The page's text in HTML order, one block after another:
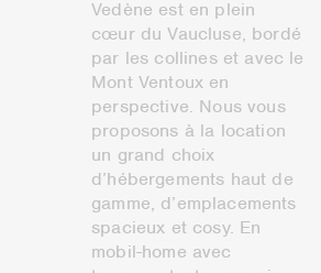
Vedène est en plein
cœur du Vaucluse, bordé
par les collines et avec le
Mont Ventoux en
perspective. Nous vous
proposons à la location
un grand choix
d’hébergements haut de
gamme, d’emplacements
spacieux et cosy. En
mobil-home avec